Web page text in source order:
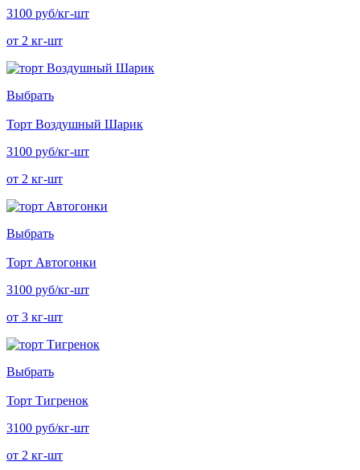
3100 руб/кг-шт
от 2 кг-шт
Выбрать
Торт Воздушный Шарик
3100 руб/кг-шт
от 2 кг-шт
Выбрать
Торт Автогонки
3100 руб/кг-шт
от 3 кг-шт
Выбрать
Торт Тигренок
3100 руб/кг-шт
от 2 кг-шт